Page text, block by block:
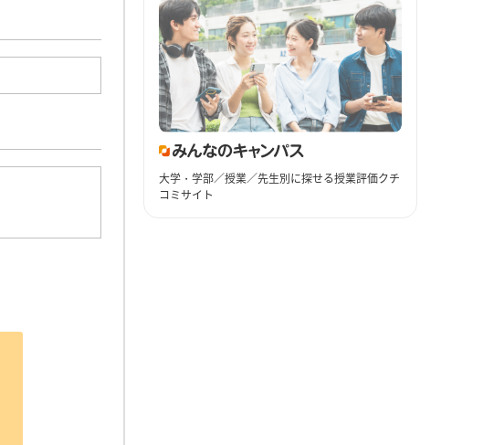
大学・学部／授業／先生別に探せる授業評価クチ
コミサイト